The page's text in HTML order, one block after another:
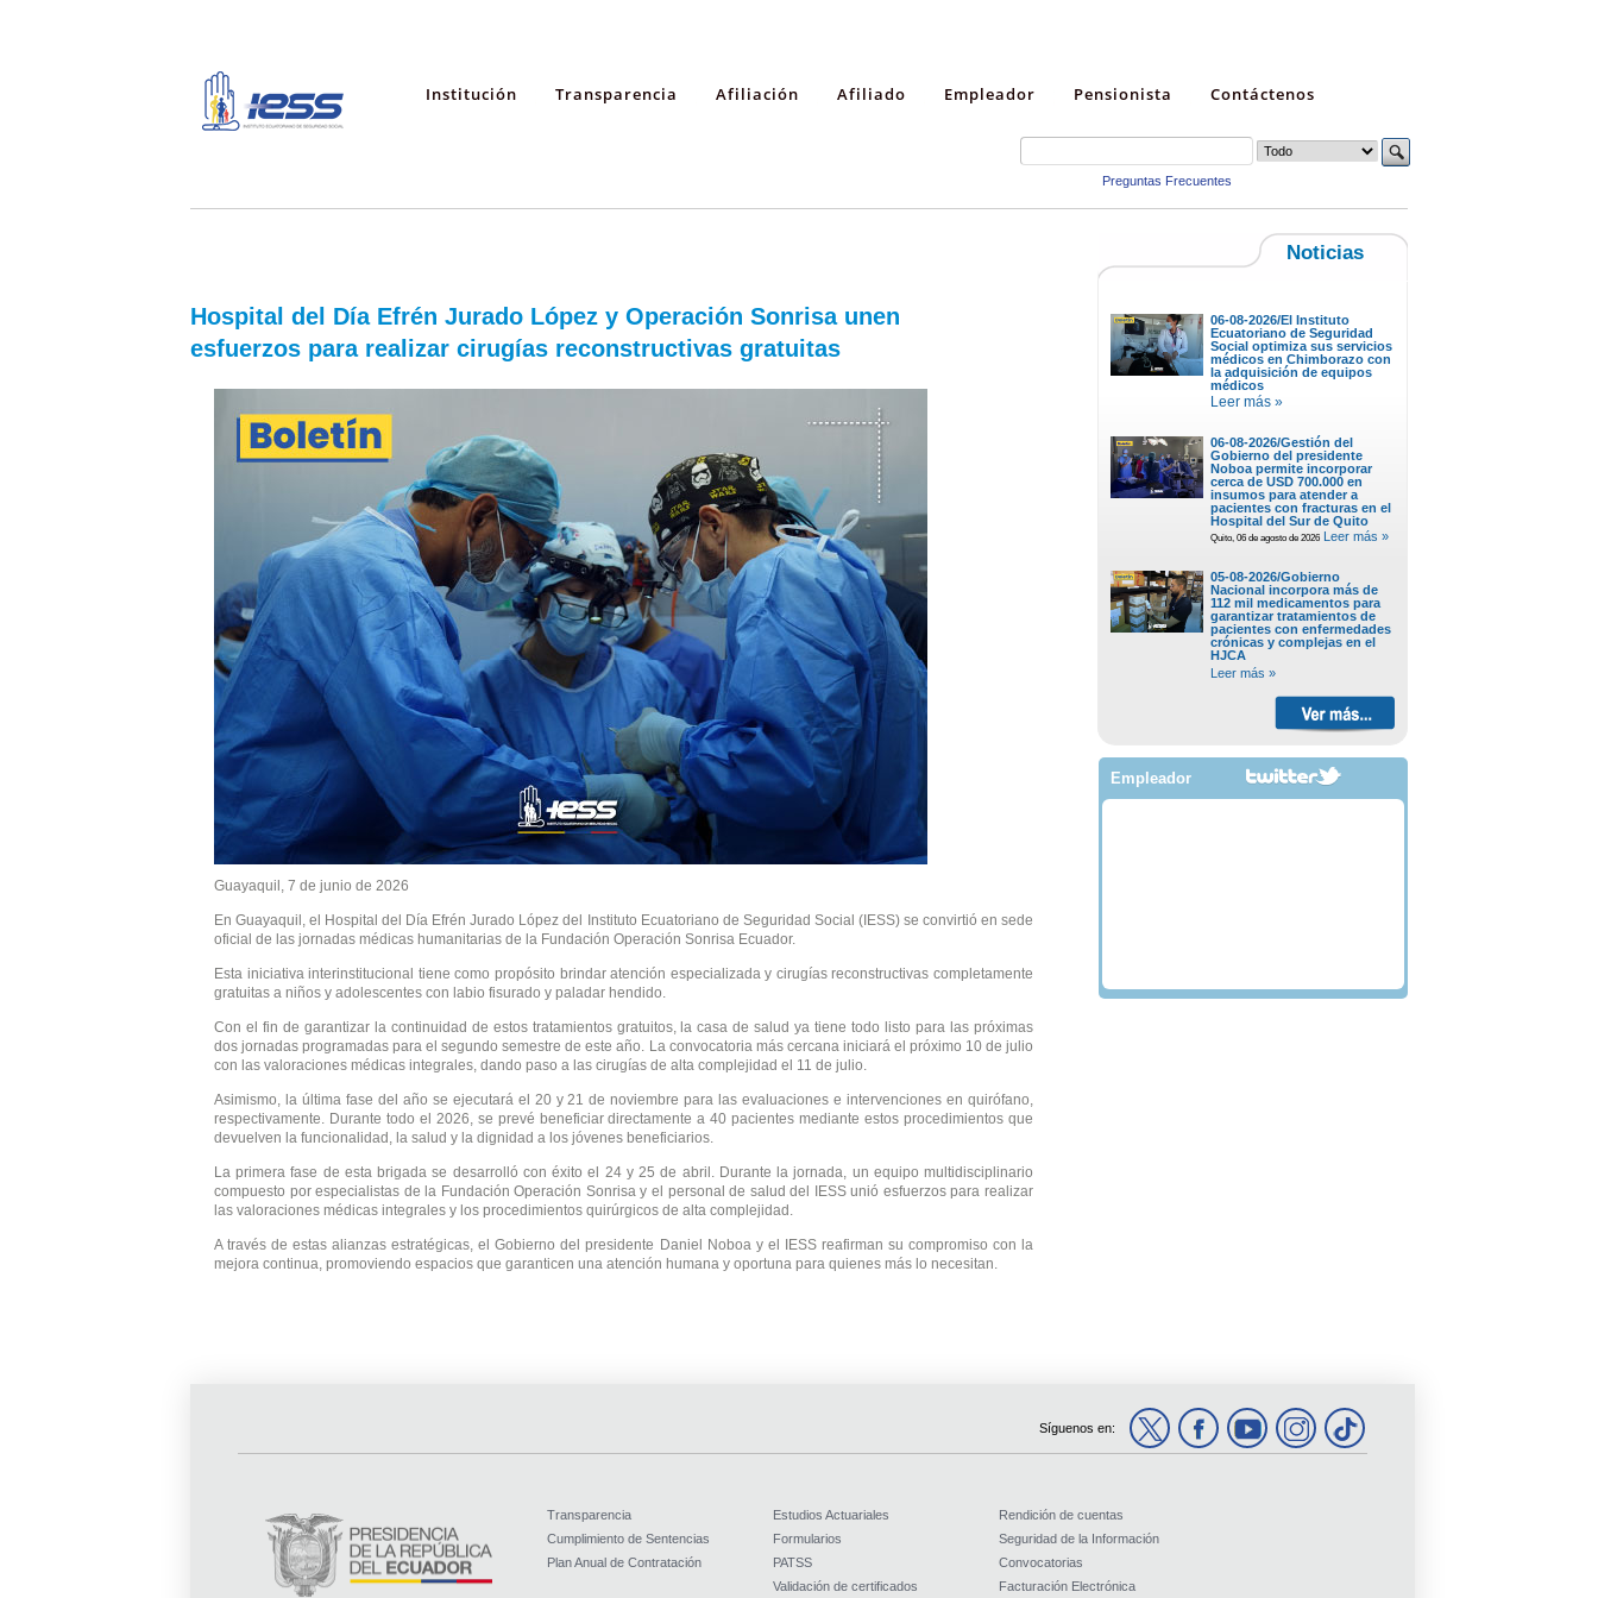
Institución Transparencia Afiliación Afiliado Empleador Pensionista Contáctenos
Preguntas Frecuentes
Hospital del Día Efrén Jurado López y Operación Sonrisa unen
esfuerzos para realizar cirugías reconstructivas gratuitas
Guayaquil, 7 de junio de 2026
En Guayaquil, el Hospital del Día Efrén Jurado López del Instituto Ecuatoriano de Seguridad Social (IESS) se convirtió en sede
oficial de las jornadas médicas humanitarias de la Fundación Operación Sonrisa Ecuador.
Esta iniciativa interinstitucional tiene como propósito brindar atención especializada y cirugías reconstructivas completamente
gratuitas a niños y adolescentes con labio fisurado y paladar hendido.
Con el fin de garantizar la continuidad de estos tratamientos gratuitos, la casa de salud ya tiene todo listo para las próximas
dos jornadas programadas para el segundo semestre de este año. La convocatoria más cercana iniciará el próximo 10 de julio
con las valoraciones médicas integrales, dando paso a las cirugías de alta complejidad el 11 de julio.
Asimismo, la última fase del año se ejecutará el 20 y 21 de noviembre para las evaluaciones e intervenciones en quirófano,
respectivamente. Durante todo el 2026, se prevé beneficiar directamente a 40 pacientes mediante estos procedimientos que
devuelven la funcionalidad, la salud y la dignidad a los jóvenes beneficiarios.
La primera fase de esta brigada se desarrolló con éxito el 24 y 25 de abril. Durante la jornada, un equipo multidisciplinario
compuesto por especialistas de la Fundación Operación Sonrisa y el personal de salud del IESS unió esfuerzos para realizar
las valoraciones médicas integrales y los procedimientos quirúrgicos de alta complejidad.
A través de estas alianzas estratégicas, el Gobierno del presidente Daniel Noboa y el IESS reafirman su compromiso con la
mejora continua, promoviendo espacios que garanticen una atención humana y oportuna para quienes más lo necesitan.
Noticias
06-08-2026/El Instituto
Ecuatoriano de Seguridad
Social optimiza sus servicios
médicos en Chimborazo con
la adquisición de equipos
médicos
Leer más »
06-08-2026/Gestión del
Gobierno del presidente
Noboa permite incorporar
cerca de USD 700.000 en
insumos para atender a
pacientes con fracturas en el
Hospital del Sur de Quito
Quito, 06 de agosto de 2026 Leer más »
05-08-2026/Gobierno
Nacional incorpora más de
112 mil medicamentos para
garantizar tratamientos de
pacientes con enfermedades
crónicas y complejas en el
HJCA
Leer más »
Empleador
Síguenos en:
Transparencia
Cumplimiento de Sentencias
Plan Anual de Contratación
Estudios Actuariales
Formularios
PATSS
Validación de certificados
Rendición de cuentas
Seguridad de la Información
Convocatorias
Facturación Electrónica